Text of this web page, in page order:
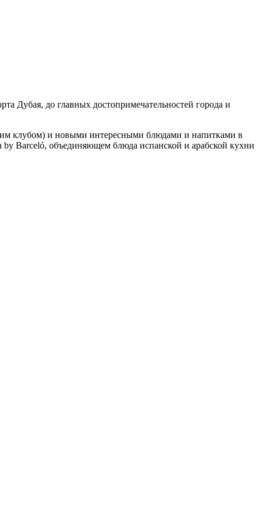
Дубая, до главных достопримечательностей города и
клубом) и новыми интересными блюдами и напитками в
by Barceló, объединяющем блюда испанской и арабской кухни